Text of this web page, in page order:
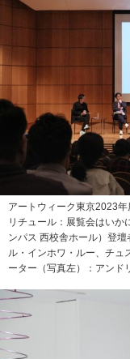
アートウィーク東京2023
リチュール：展覧会はいか
ンパス 西校舎ホール）登
ル・インホワ・ルー、チ
ーター（写真左）：アンド